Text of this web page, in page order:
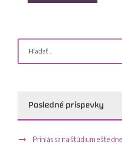
Posledné príspevky
Prihlás sa na štúdium ešte